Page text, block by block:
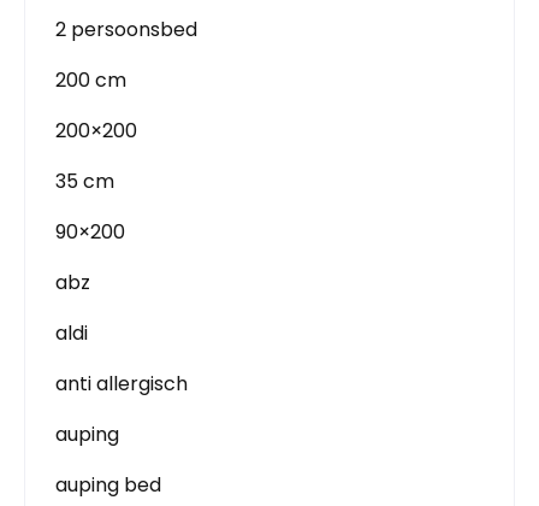
2 persoonsbed
200 cm
200×200
35 cm
90×200
abz
aldi
anti allergisch
auping
auping bed